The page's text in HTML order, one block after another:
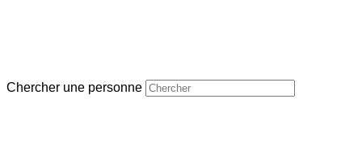
Chercher une personne